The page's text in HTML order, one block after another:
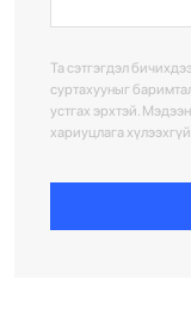
Та сэтгэгдэл
суртахууныг
устгах эрхтэй.
хариуцлага